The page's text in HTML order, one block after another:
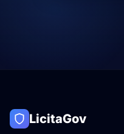
LicitaGov